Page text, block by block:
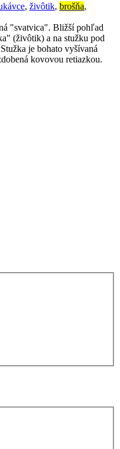
, živôtik, brošňa,
"svatvica". Bližší pohľad
(živôtik) a na stužku pod
je bohato vyšívaná
kovovou retiazkou.